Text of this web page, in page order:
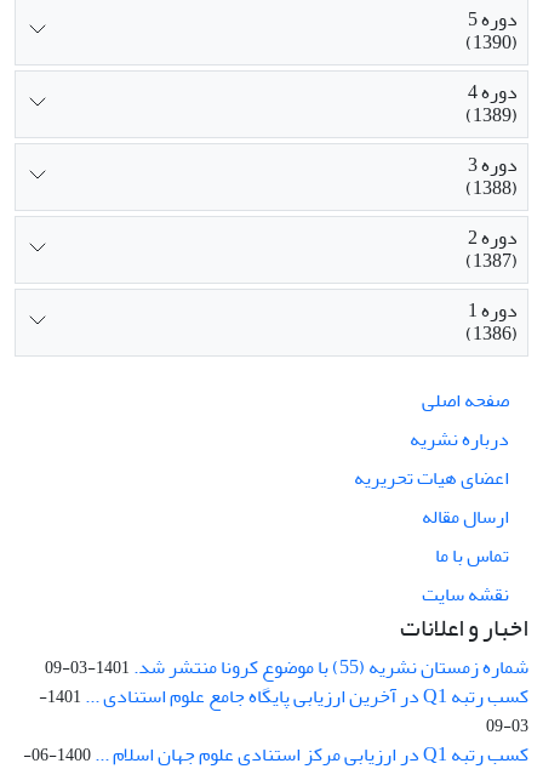
دوره 5
(1390)
دوره 4
(1389)
دوره 3
(1388)
دوره 2
(1387)
دوره 1
(1386)
صفحه اصلی
درباره نشریه
اعضای هیات تحریریه
ارسال مقاله
تماس با ما
نقشه سایت
اخبار و اعلانات
شماره زمستان نشریه (55) با موضوع کرونا منتشر شد. 1401-03-09
کسب رتبه Q1 در آخرین ارزیابی پایگاه جامع علوم استنادی ...
1401-
03-09
کسب رتبه Q1 در ارزیابی مرکز استنادی علوم جهان اسلام ...
1400-06-